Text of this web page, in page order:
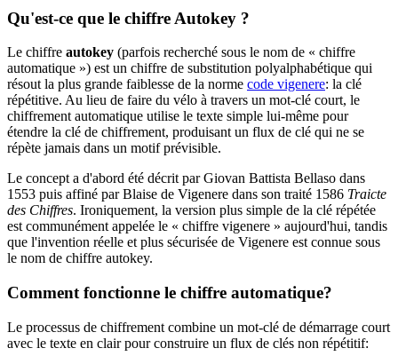
Qu'est-ce que le chiffre Autokey ?
Le chiffre autokey (parfois recherché sous le nom de « chiffre
automatique ») est un chiffre de substitution polyalphabétique qui
résout la plus grande faiblesse de la norme code vigenere: la clé
répétitive. Au lieu de faire du vélo à travers un mot-clé court, le
chiffrement automatique utilise le texte simple lui-même pour
étendre la clé de chiffrement, produisant un flux de clé qui ne se
répète jamais dans un motif prévisible.
Le concept a d'abord été décrit par Giovan Battista Bellaso dans
1553 puis affiné par Blaise de Vigenere dans son traité 1586 Traicte
des Chiffres. Ironiquement, la version plus simple de la clé répétée
est communément appelée le « chiffre vigenere » aujourd'hui, tandis
que l'invention réelle et plus sécurisée de Vigenere est connue sous
le nom de chiffre autokey.
Comment fonctionne le chiffre automatique?
Le processus de chiffrement combine un mot-clé de démarrage court
avec le texte en clair pour construire un flux de clés non répétitif: